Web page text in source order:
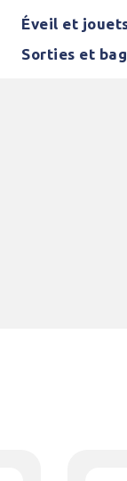
Éveil et
Sorties et